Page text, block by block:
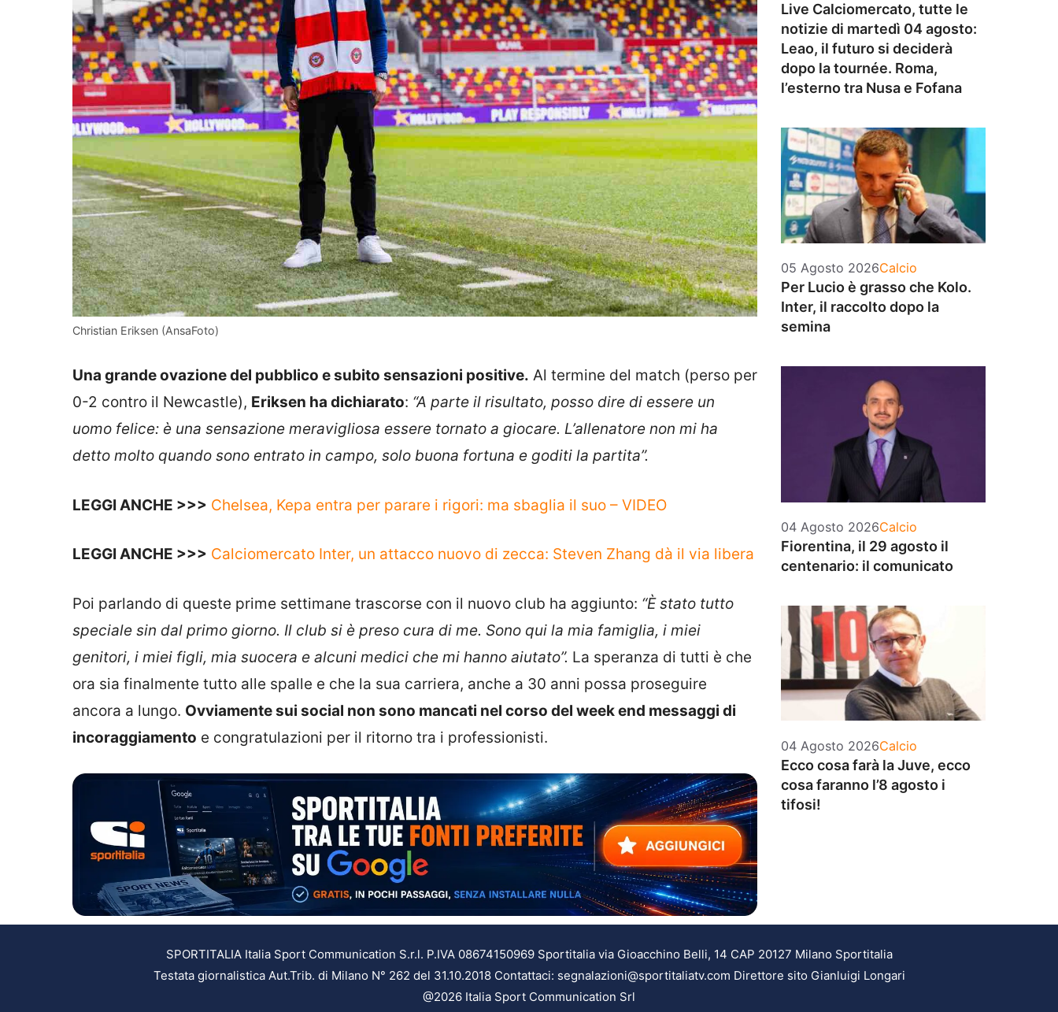
Christian Eriksen (AnsaFoto)
Una grande ovazione del pubblico e subito sensazioni positive. Al termine del match (perso per
0-2 contro il Newcastle), Eriksen ha dichiarato: “A parte il risultato, posso dire di essere un
uomo felice: è una sensazione meravigliosa essere tornato a giocare. L’allenatore non mi ha
detto molto quando sono entrato in campo, solo buona fortuna e goditi la partita”.
LEGGI ANCHE >>> Chelsea, Kepa entra per parare i rigori: ma sbaglia il suo – VIDEO
LEGGI ANCHE >>> Calciomercato Inter, un attacco nuovo di zecca: Steven Zhang dà il via libera
Poi parlando di queste prime settimane trascorse con il nuovo club ha aggiunto: “È stato tutto
speciale sin dal primo giorno. Il club si è preso cura di me. Sono qui la mia famiglia, i miei
genitori, i miei figli, mia suocera e alcuni medici che mi hanno aiutato”. La speranza di tutti è che
ora sia finalmente tutto alle spalle e che la sua carriera, anche a 30 anni possa proseguire
ancora a lungo. Ovviamente sui social non sono mancati nel corso del week end messaggi di
incoraggiamento e congratulazioni per il ritorno tra i professionisti.
Live Calciomercato, tutte le
notizie di martedì 04 agosto:
Leao, il futuro si deciderà
dopo la tournée. Roma,
l’esterno tra Nusa e Fofana
05 Agosto 2026Categorie
Calcio
Per Lucio è grasso che Kolo.
Inter, il raccolto dopo la
semina
04 Agosto 2026Categorie
Calcio
Fiorentina, il 29 agosto il
centenario: il comunicato
04 Agosto 2026Categorie
Calcio
Ecco cosa farà la Juve, ecco
cosa faranno l’8 agosto i
tifosi!
SPORTITALIA Italia Sport Communication S.r.l. P.IVA 08674150969 Sportitalia via Gioacchino Belli, 14 CAP 20127 Milano Sportitalia
Testata giornalistica Aut.Trib. di Milano N° 262 del 31.10.2018 Contattaci: segnalazioni@sportitaliatv.com Direttore sito Gianluigi Longari
@2026 Italia Sport Communication Srl